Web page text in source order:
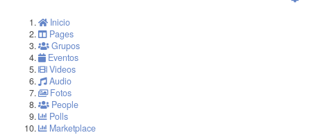
Inicio
Pages
Grupos
Eventos
Videos
Audio
Fotos
People
Polls
Marketplace